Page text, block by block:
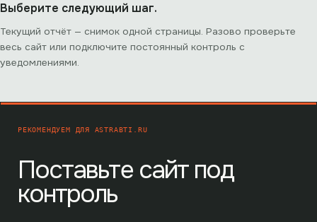
Выберите следующий шаг.
Текущий отчёт — снимок одной страницы. Разово проверьте
весь сайт или подключите постоянный контроль с
уведомлениями.
РЕКОМЕНДУЕМ ДЛЯ ASTRABTI.RU
Поставьте сайт под
контроль